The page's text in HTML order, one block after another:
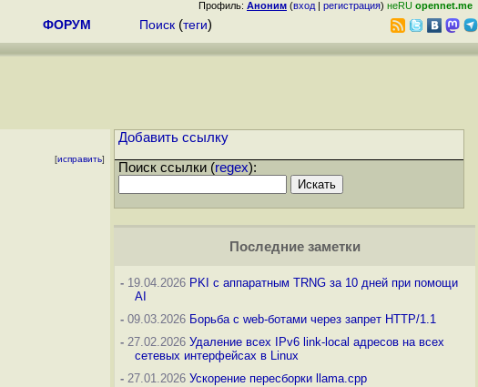
Профиль: Аноним (вход | регистрация) неRU opennet.me
ФОРУМ Поиск (теги)
[исправить]
Добавить ссылку
Поиск ссылки (regex):
Последние заметки
- 19.04.2026 PKI с аппаратным TRNG за 10 дней при помощи
AI
- 09.03.2026 Борьба с web-ботами через запрет HTTP/1.1
- 27.02.2026 Удаление всех IPv6 link-local адресов на всех
сетевых интерфейсах в Linux
- 27.01.2026 Ускорение пересборки llama.cpp